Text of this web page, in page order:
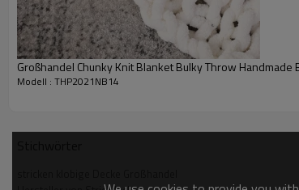
Großhandel Chunky Knit Blanket Bulky Throw Handmade
Modell : THP2021NB14